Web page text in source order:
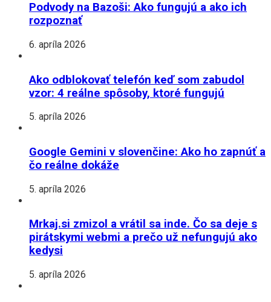
Podvody na Bazoši: Ako fungujú a ako ich
rozpoznať
6. apríla 2026
Ako odblokovať telefón keď som zabudol
vzor: 4 reálne spôsoby, ktoré fungujú
5. apríla 2026
Google Gemini v slovenčine: Ako ho zapnúť a
čo reálne dokáže
5. apríla 2026
Mrkaj.si zmizol a vrátil sa inde. Čo sa deje s
pirátskymi webmi a prečo už nefungujú ako
kedysi
5. apríla 2026